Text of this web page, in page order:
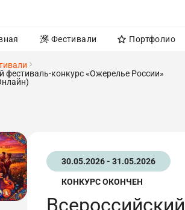
Фестивали Портфолио
фестиваль-конкурс «Ожерелье России»
30.05.2026 - 31.05.2026
КОНКУРС ОКОНЧЕН
Всероссийский